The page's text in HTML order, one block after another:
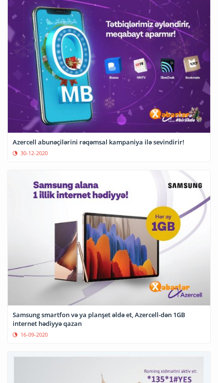
Azercell abunəçilərini rəqəmsal kampaniya ilə sevindirir!
30-12-2020
Samsung smartfon və ya planşet əldə et, Azercell-dən 1GB
internet hədiyyə qazan
16-09-2020